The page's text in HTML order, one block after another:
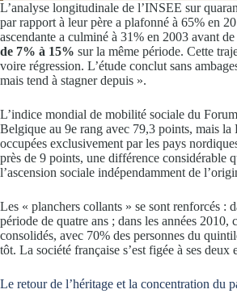
L’analyse longitudinale de l’INSEE sur
par rapport à leur père a plafonné à 65% en
ascendante a culminé à 31% en 2003 avant de
de 7% à 15% sur la même période. Cette
voire régression. L’étude conclut sans
mais tend à stagner depuis ».
L’indice mondial de mobilité sociale du
Belgique au 9e rang avec 79,3 points, mais la
occupées exclusivement par les pays
près de 9 points, une différence considérable
l’ascension sociale indépendamment de
Les « planchers collants » se sont renforcés :
période de quatre ans ; dans les années 2010,
consolidés, avec 70% des personnes du
tôt. La société française s’est figée à ses
Le retour de l’héritage et la concentration du